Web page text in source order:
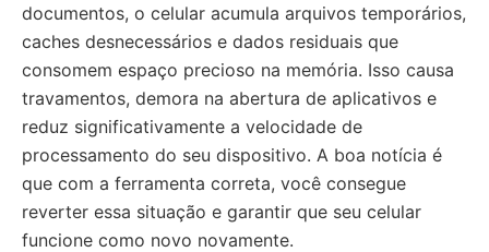
documentos, o celular acumula arquivos temporários,
caches desnecessários e dados residuais que
consomem espaço precioso na memória. Isso causa
travamentos, demora na abertura de aplicativos e
reduz significativamente a velocidade de
processamento do seu dispositivo. A boa notícia é
que com a ferramenta correta, você consegue
reverter essa situação e garantir que seu celular
funcione como novo novamente.